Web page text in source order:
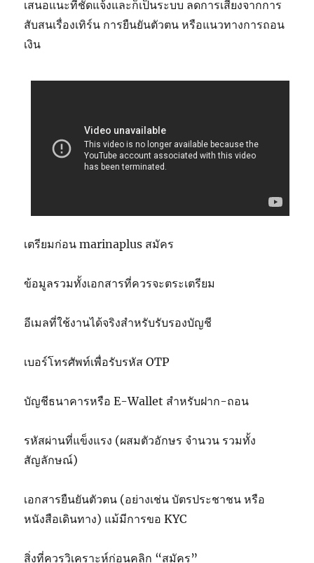
เสนอแนะที่ชัดแจ้งและก็เป็นระบบ ลดการเสี่ยงจากการ
สับสนเรื่องเทิร์น การยืนยันตัวตน หรือแนวทางการถอน
เงิน
เตรียมก่อน marinaplus สมัคร
ข้อมูลรวมทั้งเอกสารที่ควรจะตระเตรียม
อีเมลที่ใช้งานได้จริงสำหรับรับรองบัญชี
เบอร์โทรศัพท์เพื่อรับรหัส OTP
บัญชีธนาคารหรือ E-Wallet สำหรับฝาก-ถอน
รหัสผ่านที่แข็งแรง (ผสมตัวอักษร จำนวน รวมทั้ง
สัญลักษณ์)
เอกสารยืนยันตัวตน (อย่างเช่น บัตรประชาชน หรือ
หนังสือเดินทาง) แม้มีการขอ KYC
สิ่งที่ควรวิเคราะห์ก่อนคลิก “สมัคร”